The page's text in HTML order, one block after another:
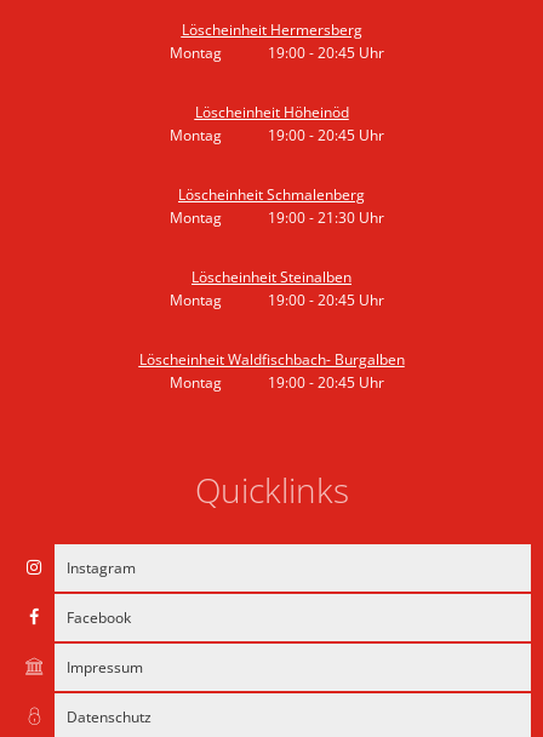
Löscheinheit Hermersberg
Montag
19:00-20:45 Uhr
Löscheinheit Höheinöd
Montag
19:00-20:45 Uhr
Löscheinheit Schmalenberg
Montag
19:00-21:30 Uhr
Löscheinheit Steinalben
Montag
19:00-20:45 Uhr
Löscheinheit Waldfischbach- Burgalben
Montag
19:00-20:45 Uhr
Quicklinks
Instagram
Facebook
Impressum
Datenschutz